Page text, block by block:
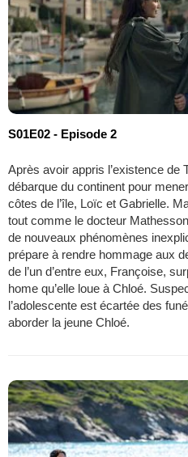
S01E02 - Episode 2
Après avoir appris l’existence de
débarque du continent pour
côtes de l’île, Loïc et Gabrielle.
tout comme le docteur
de nouveaux phénomènes
prépare à rendre hommage aux
de l’un d’entre eux, Françoise,
home qu’elle loue à Chloé.
l’adolescente est écartée des
aborder la jeune Chloé.